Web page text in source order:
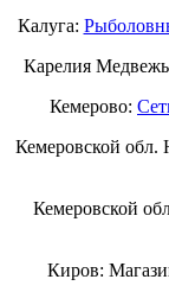
Калуга:
Карелия
Кемерово:
Кемеровской обл.
Кемеровской
Киров: